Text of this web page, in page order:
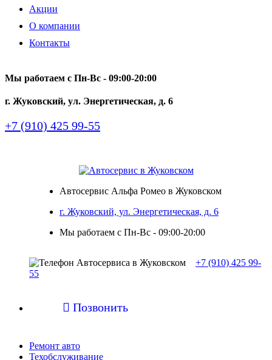
Акции
О компании
Контакты
Мы работаем с Пн-Вc - 09:00-20:00
г. Жуковский, ул. Энергетическая, д. 6
+7 (910) 425 99-55
Автосервис Альфа Ромео в Жуковском
г. Жуковский, ул. Энергетическая, д. 6
Мы работаем с Пн-Вc - 09:00-20:00
+7 (910) 425 99-
55
 Позвонить
Ремонт авто
Техобслуживание